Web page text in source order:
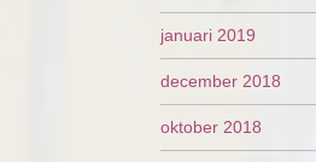
januari 2019
december 2018
oktober 2018